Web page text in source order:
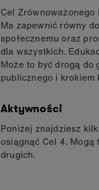
Cel Zrównoważonego
Ma zapewnić równy
społecznemu oraz
dla wszystkich.
Może to być drogą
publicznego i krokiem
Aktywności
Poniżej znajdziesz
osiągnąć Cel 4.
drugich.